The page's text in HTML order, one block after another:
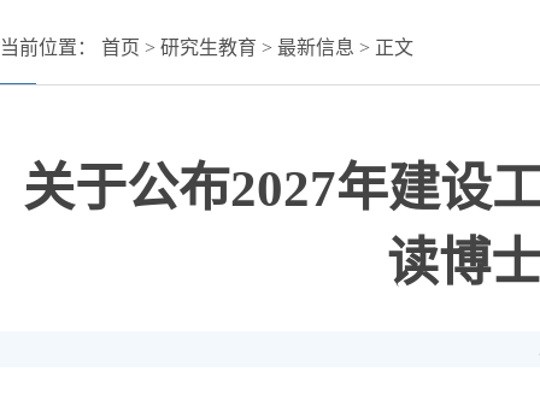
当前位置： 首页 > 研究生教育 > 最新信息 > 正文
关于公布2027年建设
读博